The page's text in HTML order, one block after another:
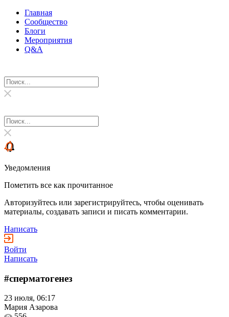
Главная
Сообщество
Блоги
Мероприятия
Q&A
Уведомления
Пометить все как прочитанное
Авторизуйтесь или зарегистрируйтесь, чтобы оценивать
материалы, создавать записи и писать комментарии.
Написать
Войти
Написать
#сперматогенез
23 июля, 06:17
Мария Азарова